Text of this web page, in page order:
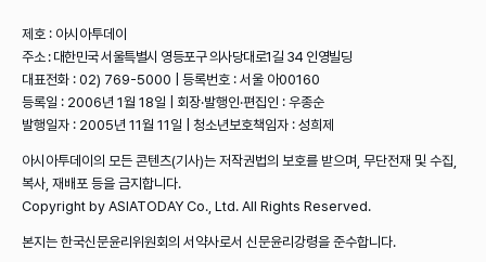
제호 : 아시아투데이
주소 : 대한민국 서울특별시 영등포구 의사당대로1길 34 인영빌딩
대표전화 : 02) 769-5000 | 등록번호 : 서울 아00160
등록일 : 2006년 1월 18일 | 회장·발행인·편집인 : 우종순
발행일자 : 2005년 11월 11일 | 청소년보호책임자 : 성희제
아시아투데이의 모든 콘텐츠(기사)는 저작권법의 보호를 받으며, 무단전재 및 수집,
복사, 재배포 등을 금지합니다.
Copyright by ASIATODAY Co., Ltd. All Rights Reserved.
본지는 한국신문윤리위원회의 서약사로서 신문윤리강령을 준수합니다.